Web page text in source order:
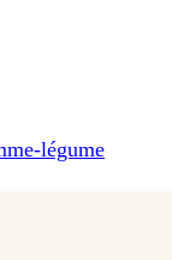
légume